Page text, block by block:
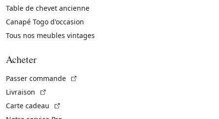
Table de chevet ancienne
Canapé Togo d'occasion
Tous nos meubles vintages
Acheter
Passer commande
Livraison
Carte cadeau